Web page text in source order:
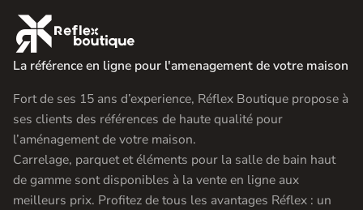

La référence en ligne pour l'amenagement de votre maison
Fort de ses 15 ans d’experience, Réflex Boutique propose à
ses clients des références de haute qualité pour
l’aménagement de votre maison.
Carrelage, parquet et éléments pour la salle de bain haut
de gamme sont disponibles à la vente en ligne aux
meilleurs prix. Profitez de tous les avantages Réflex : un